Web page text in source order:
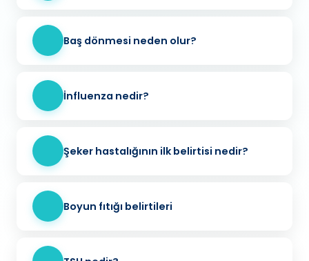
Baş dönmesi neden olur?
İnfluenza nedir?
Şeker hastalığının ilk belirtisi nedir?
Boyun fıtığı belirtileri